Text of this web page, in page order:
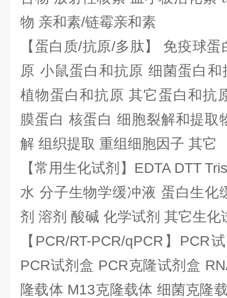
物 亲和素/链霉亲和素
【蛋白质/抗原/多肽】 免疫球
原 小鼠蛋白和抗原 细菌蛋白
植物蛋白和抗原 其它蛋白和抗
膜蛋白 核蛋白 细胞裂解和提取
解 组织提取 重组细胞因子 其它
【常用生化试剂】EDTA DTT
水 分子生物学缓冲液 蛋白生化
剂 溶剂 酸碱 化学试剂 其它生化
【PCR/RT-PCR/qPCR】PCR
PCR试剂盒 PCR克隆试剂盒
隆载体 M13克隆载体 细菌克隆